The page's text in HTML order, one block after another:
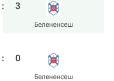
: 3
Белененсеш
: 0
Белененсеш